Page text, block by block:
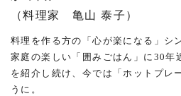
（料理家 亀山 泰子）
料理を作る方の「心が楽になる」シ
家庭の楽しい「囲みごはん」に30年
を紹介し続け、今では「ホットプレ
うに。